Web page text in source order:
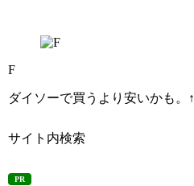
F
ダイソーで買うより安いかも。↑
サイト内検索
PR